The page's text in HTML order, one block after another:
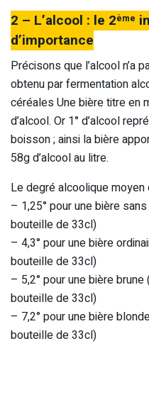
2 – L’alcool : le 2ème
d’importance
Précisons que l’alcool n’a
obtenu par fermentation
céréales Une bière titre en
d’alcool. Or 1° d’alcool
boisson ; ainsi la bière
58g d’alcool au litre.
Le degré alcoolique moyen
– 1,25° pour une bière
bouteille de 33cl)
– 4,3° pour une bière
bouteille de 33cl)
– 5,2° pour une bière
bouteille de 33cl)
– 7,2° pour une bière
bouteille de 33cl)